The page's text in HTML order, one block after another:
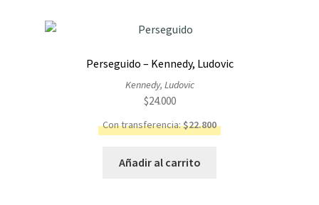
Perseguido – Kennedy, Ludovic
Kennedy, Ludovic
$24.000
Con transferencia:$22.800
Añadir al carrito